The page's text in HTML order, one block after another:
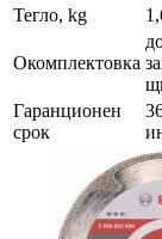
Тегло, kg
Окомплектовка
Гаранционен
срок